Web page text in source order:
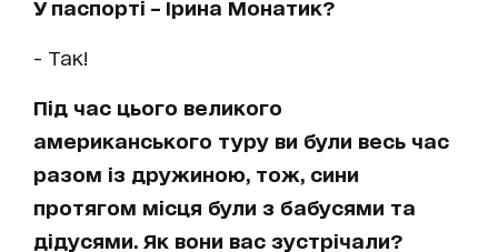
У паспорті – Ірина Монатик?
- Так!
Під час цього великого
американського туру ви були весь час
разом із дружиною, тож, сини
протягом місця були з бабусями та
дідусями. Як вони вас зустрічали?